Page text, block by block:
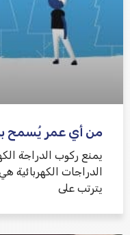
من أي عمر يُسمح
الدراجات
يترتب على